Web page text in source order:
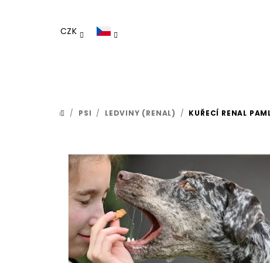
CZK
DOMŮ
/ PSI / LEDVINY (RENAL) / KUŘECÍ RENAL